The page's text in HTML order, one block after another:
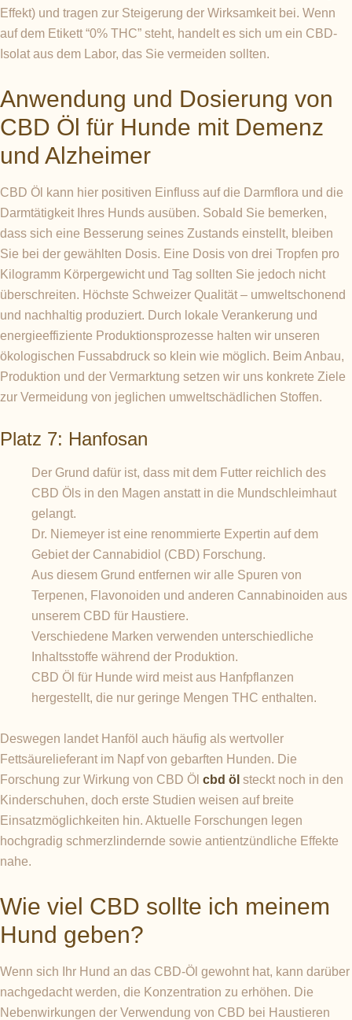
Effekt) und tragen zur Steigerung der Wirksamkeit bei. Wenn
auf dem Etikett “0% THC” steht, handelt es sich um ein CBD-
Isolat aus dem Labor, das Sie vermeiden sollten.
Anwendung und Dosierung von
CBD Öl für Hunde mit Demenz
und Alzheimer
CBD Öl kann hier positiven Einfluss auf die Darmflora und die
Darmtätigkeit Ihres Hunds ausüben. Sobald Sie bemerken,
dass sich eine Besserung seines Zustands einstellt, bleiben
Sie bei der gewählten Dosis. Eine Dosis von drei Tropfen pro
Kilogramm Körpergewicht und Tag sollten Sie jedoch nicht
überschreiten. Höchste Schweizer Qualität – umweltschonend
und nachhaltig produziert. Durch lokale Verankerung und
energieeffiziente Produktionsprozesse halten wir unseren
ökologischen Fussabdruck so klein wie möglich. Beim Anbau,
Produktion und der Vermarktung setzen wir uns konkrete Ziele
zur Vermeidung von jeglichen umweltschädlichen Stoffen.
Platz 7: Hanfosan
Der Grund dafür ist, dass mit dem Futter reichlich des
CBD Öls in den Magen anstatt in die Mundschleimhaut
gelangt.
Dr. Niemeyer ist eine renommierte Expertin auf dem
Gebiet der Cannabidiol (CBD) Forschung.
Aus diesem Grund entfernen wir alle Spuren von
Terpenen, Flavonoiden und anderen Cannabinoiden aus
unserem CBD für Haustiere.
Verschiedene Marken verwenden unterschiedliche
Inhaltsstoffe während der Produktion.
CBD Öl für Hunde wird meist aus Hanfpflanzen
hergestellt, die nur geringe Mengen THC enthalten.
Deswegen landet Hanföl auch häufig als wertvoller
Fettsäurelieferant im Napf von gebarften Hunden. Die
Forschung zur Wirkung von CBD Öl cbd öl steckt noch in den
Kinderschuhen, doch erste Studien weisen auf breite
Einsatzmöglichkeiten hin. Aktuelle Forschungen legen
hochgradig schmerzlindernde sowie antientzündliche Effekte
nahe.
Wie viel CBD sollte ich meinem
Hund geben?
Wenn sich Ihr Hund an das CBD-Öl gewohnt hat, kann darüber
nachgedacht werden, die Konzentration zu erhöhen. Die
Nebenwirkungen der Verwendung von CBD bei Haustieren